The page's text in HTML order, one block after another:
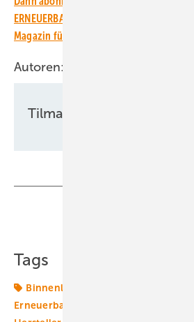
ERNEUERBARE ENERGIEN – dem
Magazin für erneuerbare Energien in
Autoren:
Tilman Weber
Tags
Binnenlandturbinen
Erneuerbare in Kommunen